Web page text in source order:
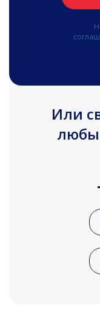
Или